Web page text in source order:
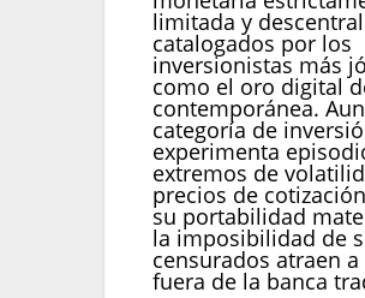
limitada y
catalogados por los
inversionistas más
como el oro digital
contemporánea.
categoría de
experimenta
extremos de
precios de
su portabilidad
la imposibilidad de
censurados atraen
fuera de la banca